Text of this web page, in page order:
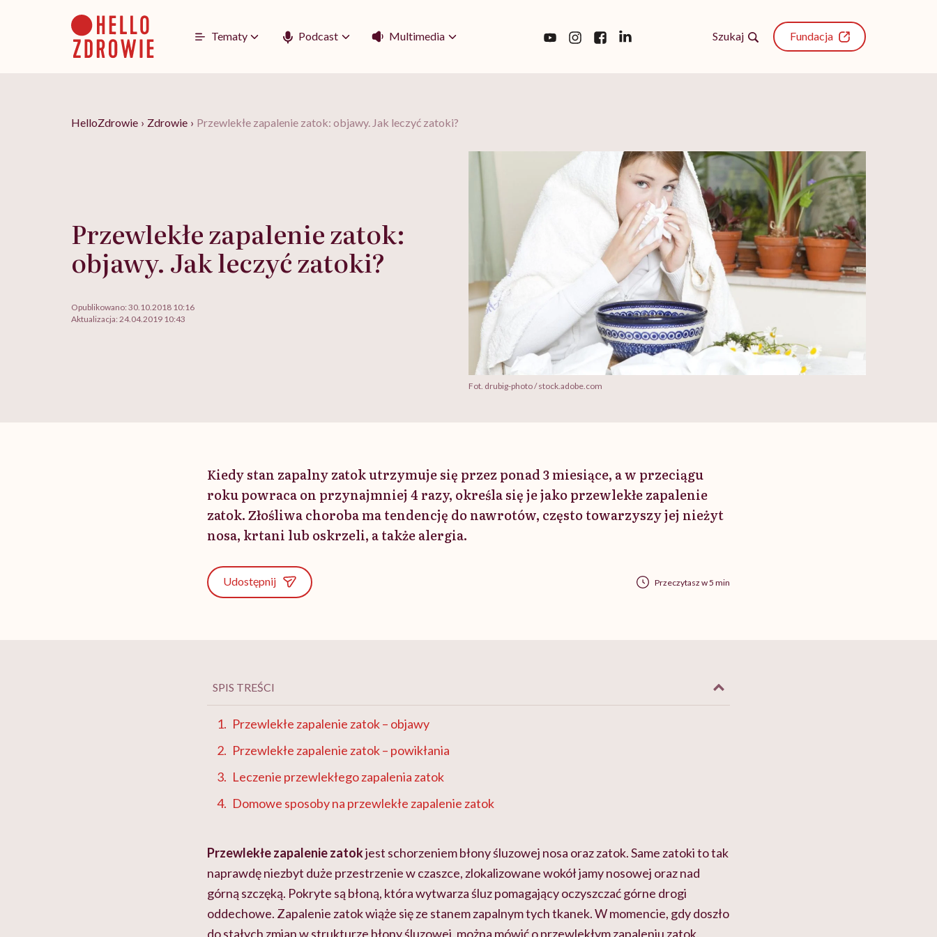
Tematy Podcast Multimedia Szukaj Fundacja
HelloZdrowie › Zdrowie › Przewlekłe zapalenie zatok: objawy. Jak leczyć zatoki?
Przewlekłe zapalenie zatok:
objawy. Jak leczyć zatoki?
Opublikowano: 30.10.2018 10:16
Aktualizacja: 24.04.2019 10:43
Fot. drubig-photo / stock.adobe.com
Kiedy stan zapalny zatok utrzymuje się przez ponad 3 miesiące, a w przeciągu
roku powraca on przynajmniej 4 razy, określa się je jako przewlekłe zapalenie
zatok. Złośliwa choroba ma tendencję do nawrotów, często towarzyszy jej nieżyt
nosa, krtani lub oskrzeli, a także alergia.
Udostępnij Przeczytasz w 5 min
SPIS TREŚCI
Przewlekłe zapalenie zatok – objawy
Przewlekłe zapalenie zatok – powikłania
Leczenie przewlekłego zapalenia zatok
Domowe sposoby na przewlekłe zapalenie zatok
Przewlekłe zapalenie zatokjest schorzeniem błony śluzowej nosa oraz zatok. Same zatoki to tak
naprawdę niezbyt duże przestrzenie w czaszce, zlokalizowane wokół jamy nosowej oraz nad
górną szczęką. Pokryte są błoną, która wytwarza śluz pomagający oczyszczać górne drogi
oddechowe. Zapalenie zatok wiąże się ze stanem zapalnym tych tkanek. W momencie, gdy doszło
do stałych zmian w strukturze błony śluzowej, można mówić o przewlekłym zapaleniu zatok.